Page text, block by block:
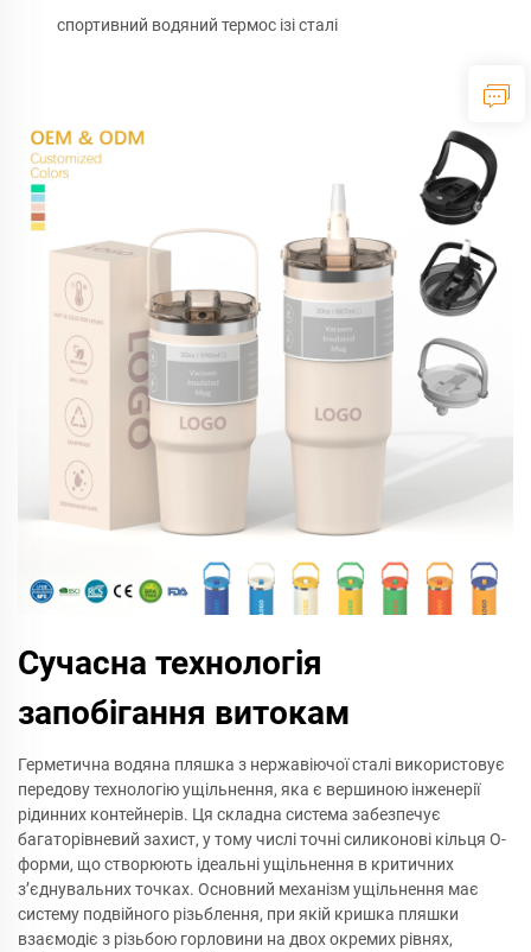
спортивний водяний термос ізі сталі
Сучасна технологія
запобігання витокам
Герметична водяна пляшка з нержавіючої сталі використовує
передову технологію ущільнення, яка є вершиною інженерії
рідинних контейнерів. Ця складна система забезпечує
багаторівневий захист, у тому числі точні силиконові кільця O-
форми, що створюють ідеальні ущільнення в критичних
з’єднувальних точках. Основний механізм ущільнення має
систему подвійного різьблення, при якій кришка пляшки
взаємодіє з різьбою горловини на двох окремих рівнях,